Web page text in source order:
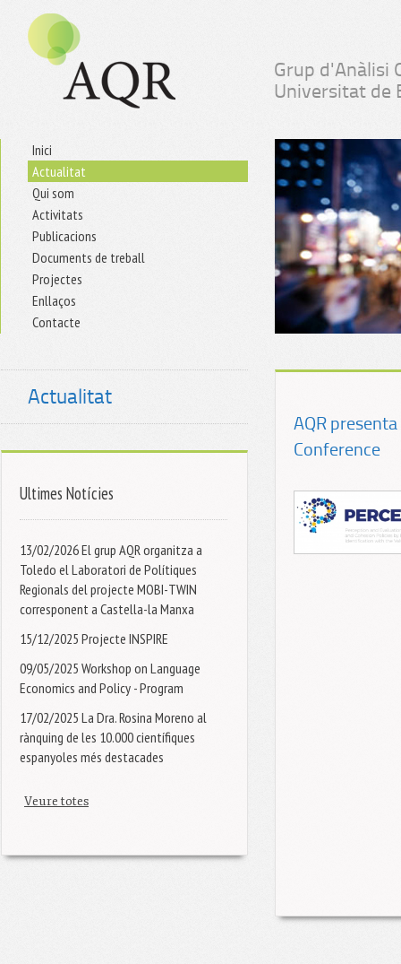
Grup d'Anàlisi
Universitat de
Inici
Actualitat
Qui som
Activitats
Publicacions
Documents de treball
Projectes
Enllaços
Contacte
Actualitat
Ultimes Notícies
13/02/2026 El grup AQR organitza a
Toledo el Laboratori de Polítiques
Regionals del projecte MOBI-TWIN
corresponent a Castella-la Manxa
15/12/2025 Projecte INSPIRE
09/05/2025 Workshop on Language
Economics and Policy - Program
17/02/2025 La Dra. Rosina Moreno al
rànquing de les 10.000 científiques
espanyoles més destacades
Veure totes
AQR
Conference